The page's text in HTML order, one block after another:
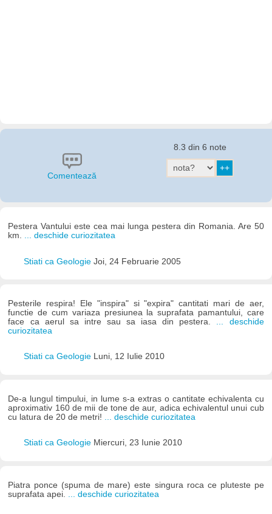
Comentează
8.3 din 6 note
Pestera Vantului este cea mai lunga pestera din Romania. Are 50
km. ... deschide curiozitatea
Stiati ca Geologie Joi, 24 Februarie 2005
Pesterile respira! Ele "inspira" si "expira" cantitati mari de aer,
functie de cum variaza presiunea la suprafata pamantului, care
face ca aerul sa intre sau sa iasa din pestera. ... deschide
curiozitatea
Stiati ca Geologie Luni, 12 Iulie 2010
De-a lungul timpului, in lume s-a extras o cantitate echivalenta cu
aproximativ 160 de mii de tone de aur, adica echivalentul unui cub
cu latura de 20 de metri!
... deschide curiozitatea
Stiati ca Geologie Miercuri, 23 Iunie 2010
Piatra ponce (spuma de mare) este singura roca ce pluteste pe
suprafata apei.
... deschide curiozitatea